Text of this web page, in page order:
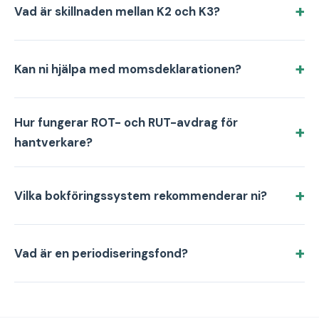
Vad är skillnaden mellan K2 och K3?
Kan ni hjälpa med momsdeklarationen?
Hur fungerar ROT- och RUT-avdrag för
hantverkare?
Vilka bokföringssystem rekommenderar ni?
Vad är en periodiseringsfond?